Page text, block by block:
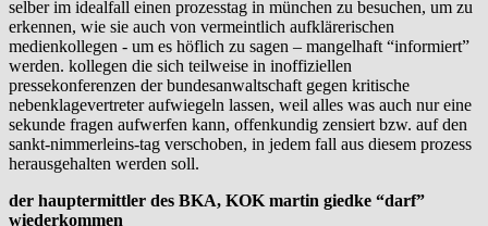
selber im idealfall einen prozesstag in münchen zu besuchen, um zu
erkennen, wie sie auch von vermeintlich aufklärerischen
medienkollegen - um es höflich zu sagen – mangelhaft “informiert”
werden. kollegen die sich teilweise in inoffiziellen
pressekonferenzen der bundesanwaltschaft gegen kritische
nebenklagevertreter aufwiegeln lassen, weil alles was auch nur eine
sekunde fragen aufwerfen kann, offenkundig zensiert bzw. auf den
sankt-nimmerleins-tag verschoben, in jedem fall aus diesem prozess
herausgehalten werden soll.
der hauptermittler des BKA, KOK martin giedke “darf”
wiederkommen